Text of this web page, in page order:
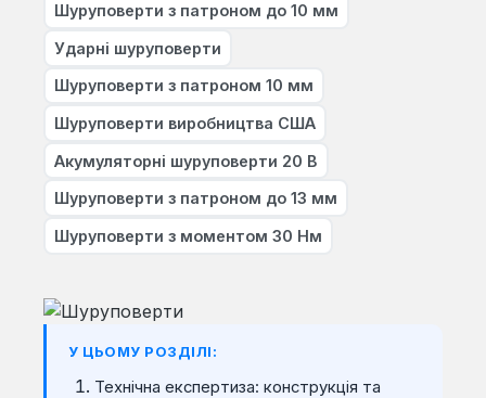
Шуруповерти з патроном до 10 мм
Ударні шуруповерти
Шуруповерти з патроном 10 мм
Шуруповерти виробництва США
Акумуляторні шуруповерти 20 В
Шуруповерти з патроном до 13 мм
Шуруповерти з моментом 30 Нм
У ЦЬОМУ РОЗДІЛІ:
Технічна експертиза: конструкція та